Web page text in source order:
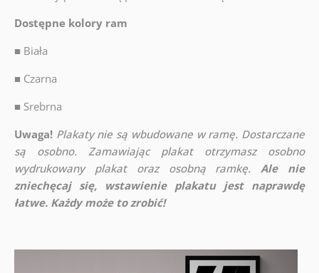
Dostępne kolory ram
■ Biała
■ Czarna
■ Srebrna
Uwaga! Plakaty nie są wbudowane w ramę. Dostarczane
są osobno. Zamawiając plakat otrzymasz osobno
wydrukowany plakat oraz osobną ramkę.
Ale nie
zniechęcaj się, wstawienie plakatu jest naprawdę
łatwe. Każdy może to zrobić!